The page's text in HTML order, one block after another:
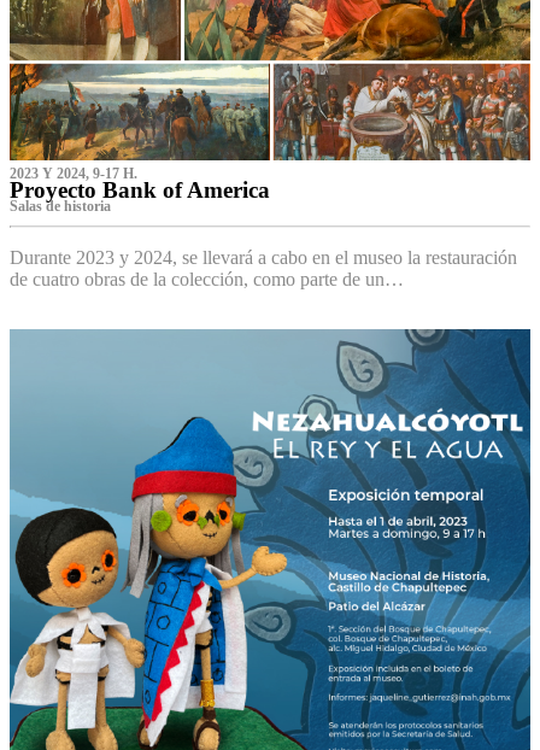
2023 Y 2024, 9-17 H.
Proyecto Bank of America
S‌alas de historia
Durante 2023 y 2024, se llevará a cabo en el museo la restauración
de cuatro obras de la colección, como parte de un…